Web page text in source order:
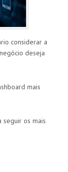
considerar a
deseja
mais
seguir os mais